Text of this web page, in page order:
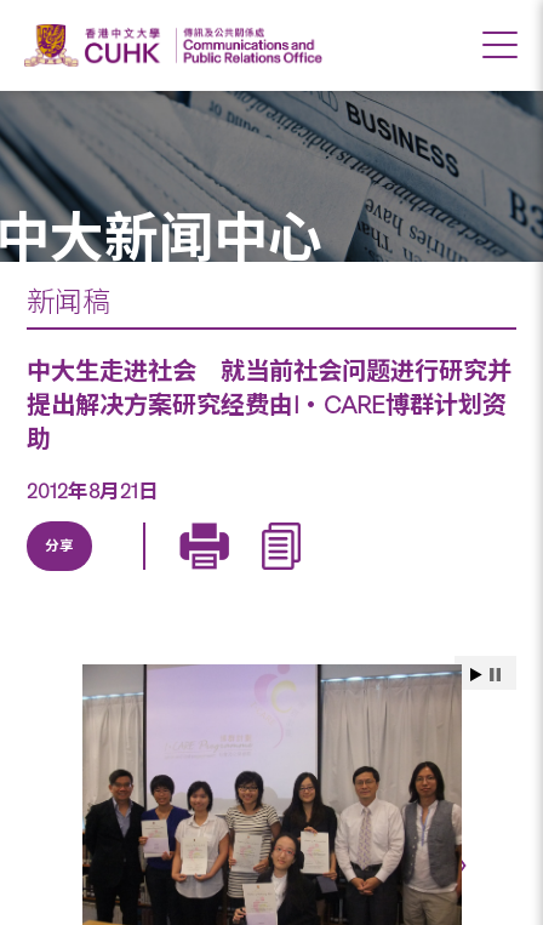
大新闻中心
新闻稿
中大生走进社会 就当前社会问题进行研究并
提出解决方案研究经费由I‧CARE博群计划资
助
2012年8月21日
分享